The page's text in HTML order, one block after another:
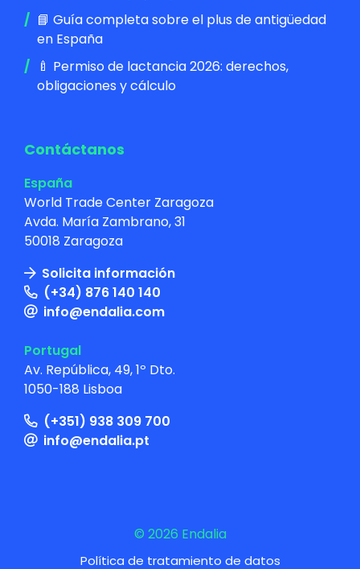
📘 Guía completa sobre el plus de antigüedad
en España
🍼 Permiso de lactancia 2026: derechos,
obligaciones y cálculo
Contáctanos
España
World Trade Center Zaragoza
Avda. María Zambrano, 31
50018 Zaragoza
Solicita información
(+34) 876 140 140
info@endalia.com
Portugal
Av. República, 49, 1º Dto.
1050-188 Lisboa
(+351) 938 309 700
info@endalia.pt
© 2026 Endalia
Política de tratamiento de datos